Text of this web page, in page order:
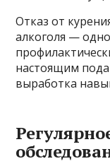
Отказ от
алкоголя —
настоящим
выработка